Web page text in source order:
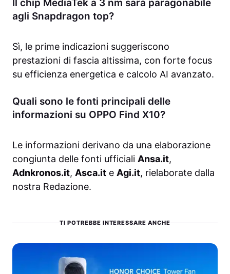
Il chip MediaTek a 3 nm sarà paragonabile
agli Snapdragon top?
Sì, le prime indicazioni suggeriscono
prestazioni di fascia altissima, con forte focus
su efficienza energetica e calcolo AI avanzato.
Quali sono le fonti principali delle
informazioni su OPPO Find X10?
Le informazioni derivano da una elaborazione
congiunta delle fonti ufficiali Ansa.it,
Adnkronos.it, Asca.it e Agi.it, rielaborate dalla
nostra Redazione.
TI POTREBBE INTERESSARE ANCHE